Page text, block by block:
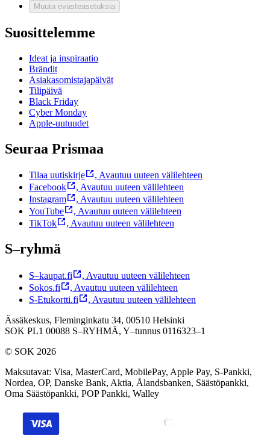
Muuta evästeasetuksia
Suosittelemme
Ideat ja inspiraatio
Brändit
Asiakasomistajapäivät
Tilipäivä
Black Friday
Cyber Monday
Apple-uutuudet
Seuraa Prismaa
Tilaa uutiskirje , Avautuu uuteen välilehteen
Facebook
, Avautuu uuteen välilehteen
Instagram
, Avautuu uuteen välilehteen
YouTube
, Avautuu uuteen välilehteen
TikTok
, Avautuu uuteen välilehteen
S–ryhmä
S–kaupat.fi , Avautuu uuteen välilehteen
Sokos.fi
, Avautuu uuteen välilehteen
S-Etukortti.fi
, Avautuu uuteen välilehteen
Ässäkeskus, Fleminginkatu 34, 00510 Helsinki
SOK PL1 00088 S–RYHMÄ, Y–tunnus 0116323–1
© SOK 2026
Maksutavat: Visa, MasterCard, MobilePay, Apple Pay, S-Pankki,
Nordea, OP, Danske Bank, Aktia, Ålandsbanken, Säästöpankki,
Oma Säästöpankki, POP Pankki, Walley